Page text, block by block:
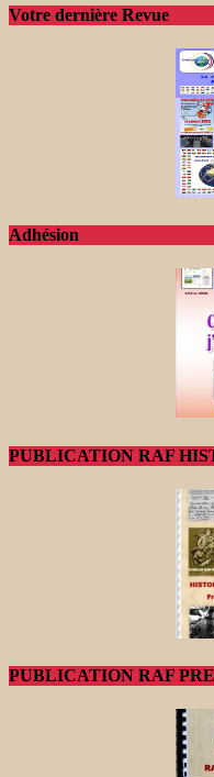
Votre dernière Revue
Adhésion
PUBLICATION RAF
PUBLICATION RAF